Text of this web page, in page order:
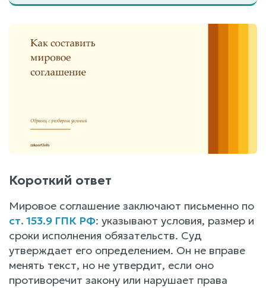
Короткий ответ
Мировое соглашение заключают письменно по
ст. 153.9 ГПК РФ: указывают условия, размер и
сроки исполнения обязательств. Суд
утверждает его определением. Он не вправе
менять текст, но не утвердит, если оно
противоречит закону или нарушает права